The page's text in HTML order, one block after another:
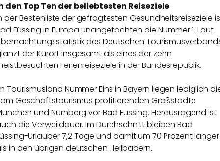
den Top Ten der beliebtesten Reiseziele
der Bestenliste der gefragtesten Gesundheitsreiseziele
Füssing in Europa unangefochten die Nummer 1. Laut
des Deutschen
der Kurort insgesamt als eines der zehn
Ferienreiseziele in der Bundesrepublik.
Tourismusland Nummer Eins in Bayern liegen lediglich
Geschäftstourismus profitierenden Großstädte
und Nürnberg vor Bad Füssing. Herausragend ist
die Verweildauer. Im Durchschnitt bleiben Bad
Urlauber 7,2 Tage und damit um 70 Prozent länger
in den übrigen deutschen Heilbädern.